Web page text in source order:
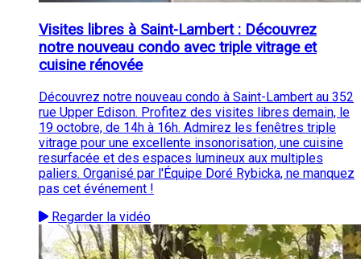
Visites libres à Saint-Lambert : Découvrez
notre nouveau condo avec triple vitrage et
cuisine rénovée
Découvrez notre nouveau condo à Saint-Lambert au 352
rue Upper Edison. Profitez des visites libres demain, le
19 octobre, de 14h à 16h. Admirez les fenêtres triple
vitrage pour une excellente insonorisation, une cuisine
resurfacée et des espaces lumineux aux multiples
paliers. Organisé par l'Équipe Doré Rybicka, ne manquez
pas cet événement !
Regarder la vidéo